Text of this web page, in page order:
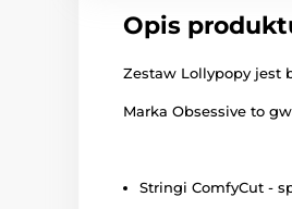
Opis
Zestaw Lollypopy jest
Marka Obsessive to
Stringi ComfyCut -